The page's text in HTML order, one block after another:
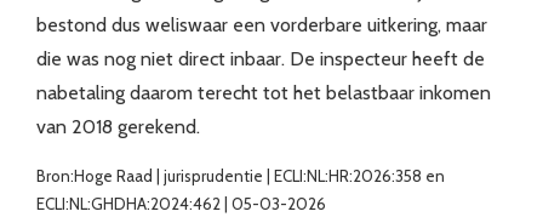
bestond dus weliswaar een vorderbare uitkering, maar
die was nog niet direct inbaar. De inspecteur heeft de
nabetaling daarom terecht tot het belastbaar inkomen
van 2018 gerekend.
Bron:Hoge Raad | jurisprudentie | ECLI:NL:HR:2026:358 en
ECLI:NL:GHDHA:2024:462 | 05-03-2026